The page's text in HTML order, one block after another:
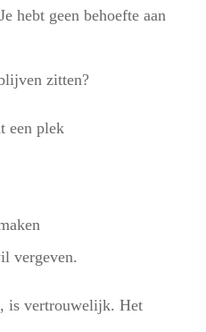
hebt geen behoefte aan
zitten?
een plek
vergeven.
is vertrouwelijk. Het